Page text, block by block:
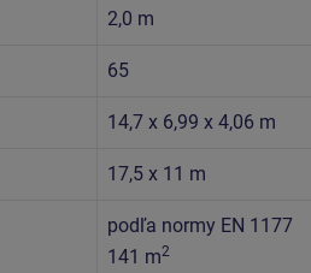
2,0 m
65
14,7 x 6,99 x 4,06 m
17,5 x 11 m
podľa normy EN 1177
141 m2